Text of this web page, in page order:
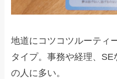
地道にコツコツルーティ
タイプ。事務や経理、
の人に多い。